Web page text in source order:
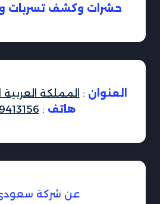
حشرات وكشف تسربات
العنوان : المملكة
هاتف :
عن شركة سعودي